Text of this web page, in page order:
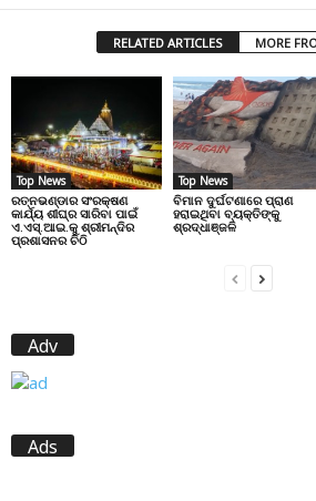
RELATED ARTICLES MORE
Top News
ରତ୍ନଭଣ୍ଡାର ସଂରକ୍ଷଣ
କାର୍ଯ୍ୟ ଶୀଘ୍ର ସାରିବା ପାଇଁ
ଏ.ଏସ୍.ଆଇ.କୁ ଶ୍ରୀମନ୍ଦିର
ପ୍ରଶାସନର ଚିଠି
Top News
ବିମାନ ଦୁର୍ଘଟଣାରେ ପ୍ରାଣ
ହରାଇଥିବା ବ୍ୟକ୍ତିଙ୍କୁ
ଶ୍ରଦ୍ଧାଞ୍ଜଳି
Adv
Ads